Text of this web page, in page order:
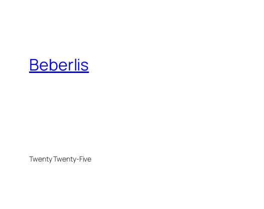
Beberlis
Twenty Twenty-Five